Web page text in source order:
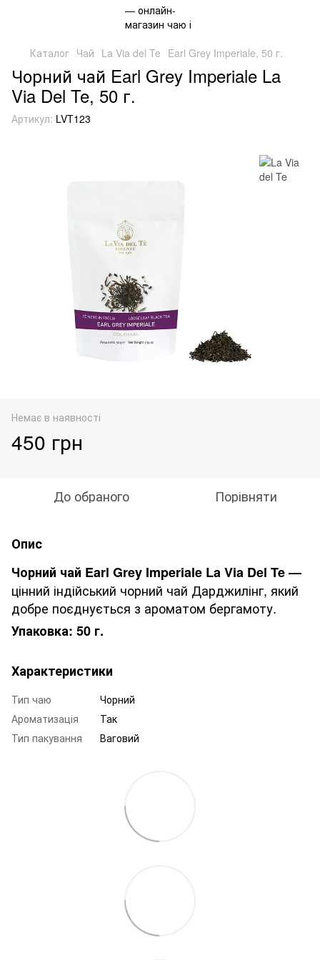
Каталог Чай La Via del Te Earl Grey Imperiale, 50 г.
Чорний чай Earl Grey Imperiale La
Via Del Te, 50 г.
Артикул: LVT123
Немає в наявності
450 грн
До обраного Порівняти
Опис
Чорний чай Earl Grey Imperiale La Via Del Te —
цінний індійський чорний чай Дарджилінг, який
добре поєднується з ароматом бергамоту.
Упаковка: 50 г.
Характеристики
Тип чаю
Чорний
Ароматизація
Так
Тип пакування
Ваговий